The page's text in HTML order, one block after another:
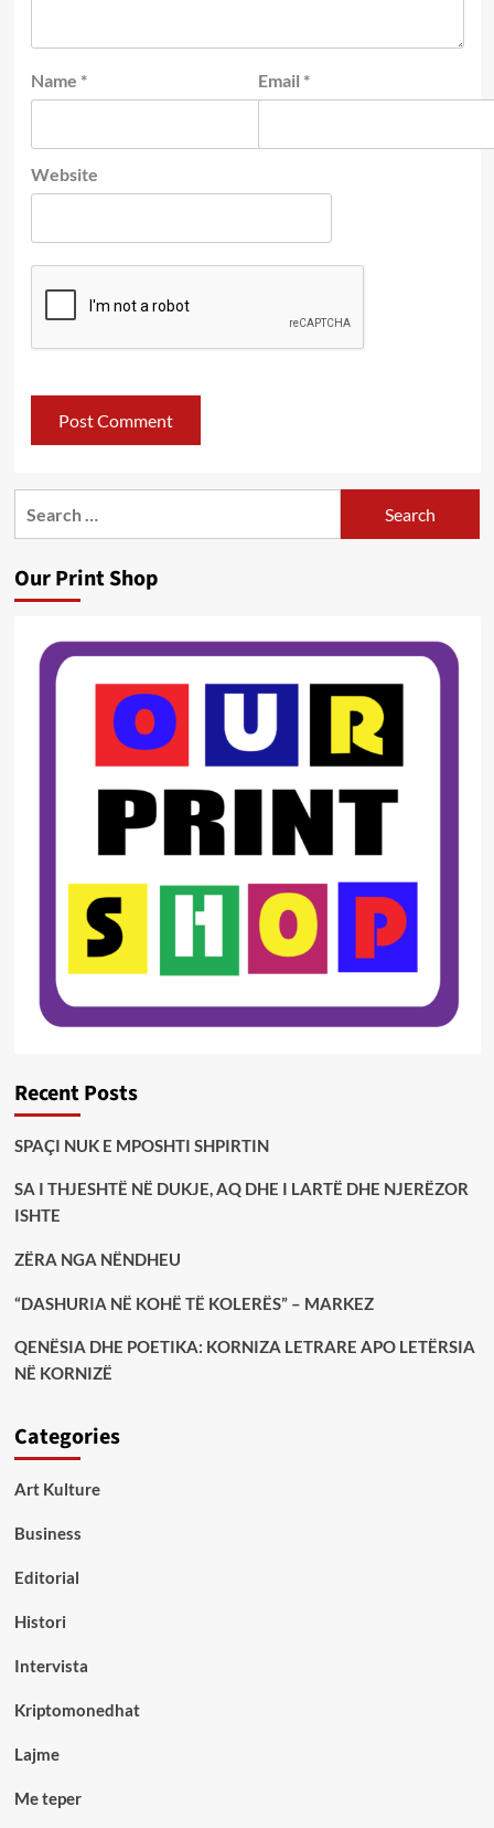
Name * Email *
Website
Our Print Shop
Recent Posts
SPAÇI NUK E MPOSHTI SHPIRTIN
SA I THJESHTË NË DUKJE, AQ DHE I LARTË DHE NJERËZOR
ISHTE
ZËRA NGA NËNDHEU
“DASHURIA NË KOHË TË KOLERËS” – MARKEZ
QENËSIA DHE POETIKA: KORNIZA LETRARE APO LETËRSIA
NË KORNIZË
Categories
Art Kulture
Business
Editorial
Histori
Intervista
Kriptomonedhat
Lajme
Me teper